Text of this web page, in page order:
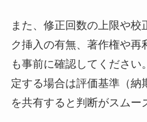
また、修正回数の上限や校
ク挿入の有無、著作権や再
も事前に確認してください
定する場合は評価基準（納
を共有すると判断がスムー